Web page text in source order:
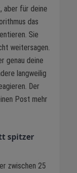
aber für deine
das
Sie
weitersagen.
genau deine
langweilig
Der
Post mehr
spitzer
zwischen 25